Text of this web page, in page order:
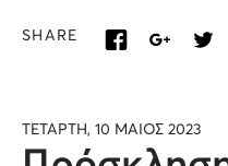
SHARE
ΤΕΤΑΡΤΗ, 10 ΜΑΙΟΣ 2023